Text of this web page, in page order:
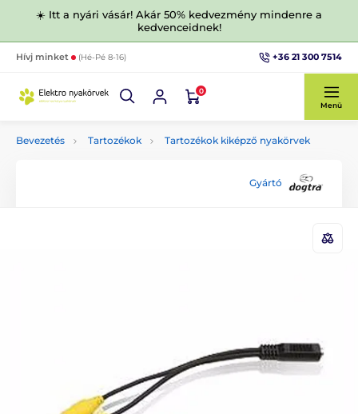
☀️ Itt a nyári vásár! Akár 50% kedvezmény mindenre a
kedvenceidnek!
Hívj minket (Hé-Pé 8-16) +36 21 300 7514
0
Menü
Bevezetés Tartozékok Tartozékok kiképző nyakörvek
Gyártó